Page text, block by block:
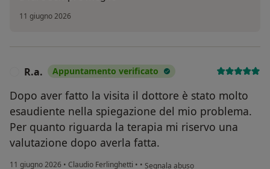
11 giugno 2026
R.a. Appuntamento verificato
Dopo aver fatto la visita il dottore è stato molto
esaudiente nella spiegazione del mio problema.
Per quanto riguarda la terapia mi riservo una
valutazione dopo averla fatta.
11 giugno 2026 • Claudio Ferlinghetti • • secondo l'opinione dell'utente R.a.
Segnala abuso